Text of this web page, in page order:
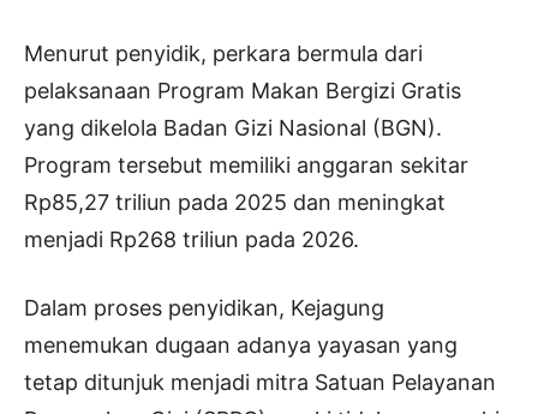
Menurut penyidik, perkara bermula dari
pelaksanaan Program Makan Bergizi Gratis
yang dikelola Badan Gizi Nasional (BGN).
Program tersebut memiliki anggaran sekitar
Rp85,27 triliun pada 2025 dan meningkat
menjadi Rp268 triliun pada 2026.
Dalam proses penyidikan, Kejagung
menemukan dugaan adanya yayasan yang
tetap ditunjuk menjadi mitra Satuan Pelayanan